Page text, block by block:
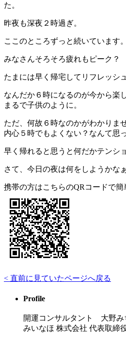
た。
昨夜も深夜２時過ぎ。
ここのところずっと続いています。
みなさんそろそろ疲れもピーク？
たまには早く帰宅してリフレッシ
なんだか６時になるのが今から楽
まるで子供のように。
ただ、何故６時なのかがわかりませ
内心５時でもよくない？なんて思
早く帰れると思うと何だかテンシ
さて、今日の夜は何をしようかな
携帯の方はこちらのQRコードで簡
< 直前に見ていたページへ戻る
Profile
開運コンサルタント 大野み
みいなほ 株式会社 代表取締